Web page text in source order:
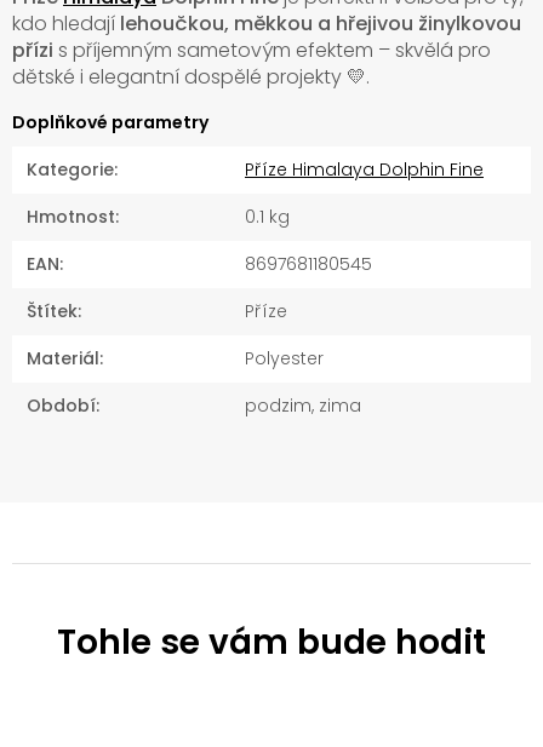
kdo hledají lehoučkou, měkkou a hřejivou žinylkovou
přízi s příjemným sametovým efektem – skvělá pro
dětské i elegantní dospělé projekty 💛.
Doplňkové parametry
Kategorie:
Příze Himalaya Dolphin Fine
Hmotnost:
0.1 kg
EAN:
8697681180545
Štítek:
Příze
Materiál:
Polyester
Období: podzim, zima